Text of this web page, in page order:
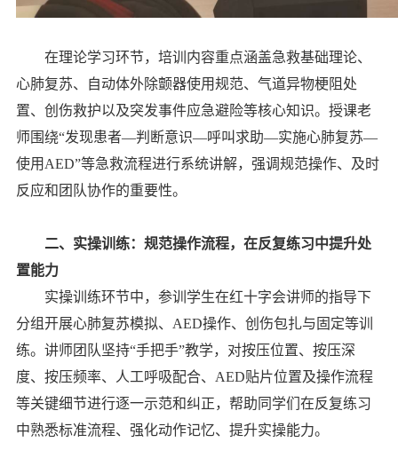
在理论学习环节，培训内容重点涵盖急救基础理论、
心肺复苏、自动体外除颤器使用规范、气道异物梗阻处
置、创伤救护以及突发事件应急避险等核心知识。授课老
师围绕“发现患者—判断意识—呼叫求助—实施心肺复苏—
使用AED”等急救流程进行系统讲解，强调规范操作、及时
反应和团队协作的重要性。
二、实操训练：规范操作流程，在反复练习中提升处
置能力
实操训练环节中，参训学生在红十字会讲师的指导下
分组开展心肺复苏模拟、AED操作、创伤包扎与固定等训
练。讲师团队坚持“手把手”教学，对按压位置、按压深
度、按压频率、人工呼吸配合、AED贴片位置及操作流程
等关键细节进行逐一示范和纠正，帮助同学们在反复练习
中熟悉标准流程、强化动作记忆、提升实操能力。